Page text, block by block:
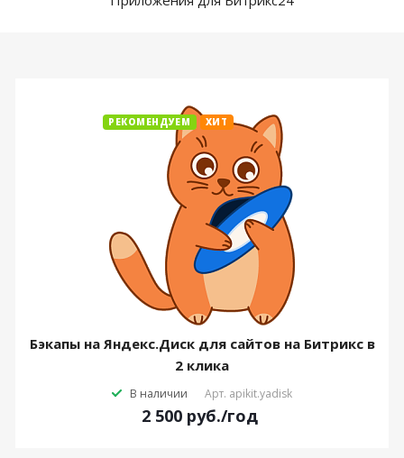
РЕКОМЕНДУЕМ ХИТ
Бэкапы на Яндекс.Диск для сайтов на Битрикс в
2 клика
В наличии Арт. apikit.yadisk
2 500 руб./год